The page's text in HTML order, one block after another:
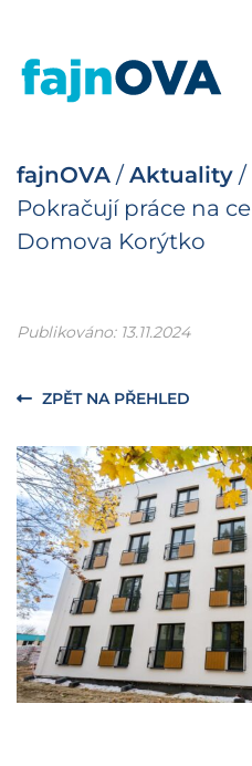
fajnOVA / Aktuality /
Pokračují práce na
Domova Korýtko
Publikováno: 13.11.2024
ZPĚT NA PŘEHLED